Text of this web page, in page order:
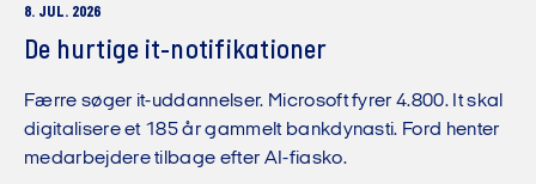
8. JUL. 2026
De hurtige it-notifikationer
Færre søger it-uddannelser. Microsoft fyrer 4.800. It skal
digitalisere et 185 år gammelt bankdynasti. Ford henter
medarbejdere tilbage efter AI-fiasko.